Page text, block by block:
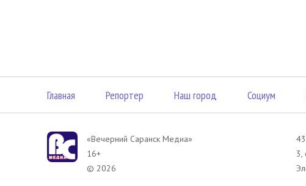
Главная Репортер Наш город Социум
«Вечерний Саранск Mедиа»
16+
© 2026
3,